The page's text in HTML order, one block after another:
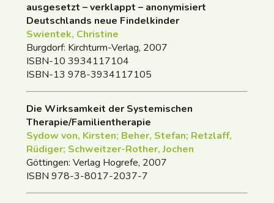
ausgesetzt – verklappt – anonymisiert
Deutschlands neue Findelkinder
Swientek, Christine
Burgdorf: Kirchturm-Verlag, 2007
ISBN-10 3934117104
ISBN-13 978-3934117105
Die Wirksamkeit der Systemischen
Therapie/Familientherapie
Sydow von, Kirsten; Beher, Stefan; Retzlaff,
Rüdiger; Schweitzer-Rother, Jochen
Göttingen: Verlag Hogrefe, 2007
ISBN 978-3-8017-2037-7